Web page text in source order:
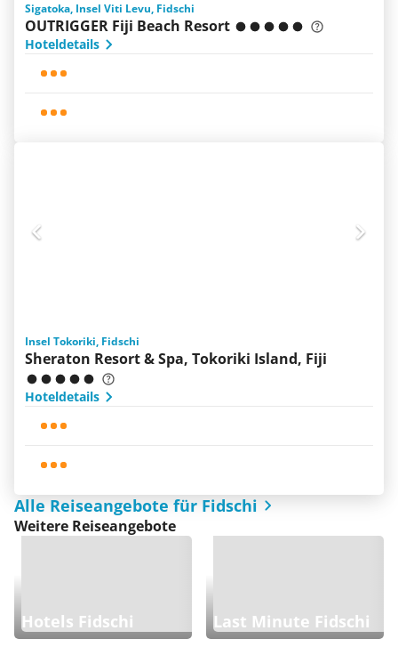
Sigatoka, Insel Viti Levu, Fidschi
OUTRIGGER Fiji Beach Resort
Hoteldetails
Insel Tokoriki, Fidschi
Sheraton Resort & Spa, Tokoriki Island, Fiji
Hoteldetails
Alle Reiseangebote für Fidschi
Weitere Reiseangebote
Hotels Fidschi Last Minute Fidschi